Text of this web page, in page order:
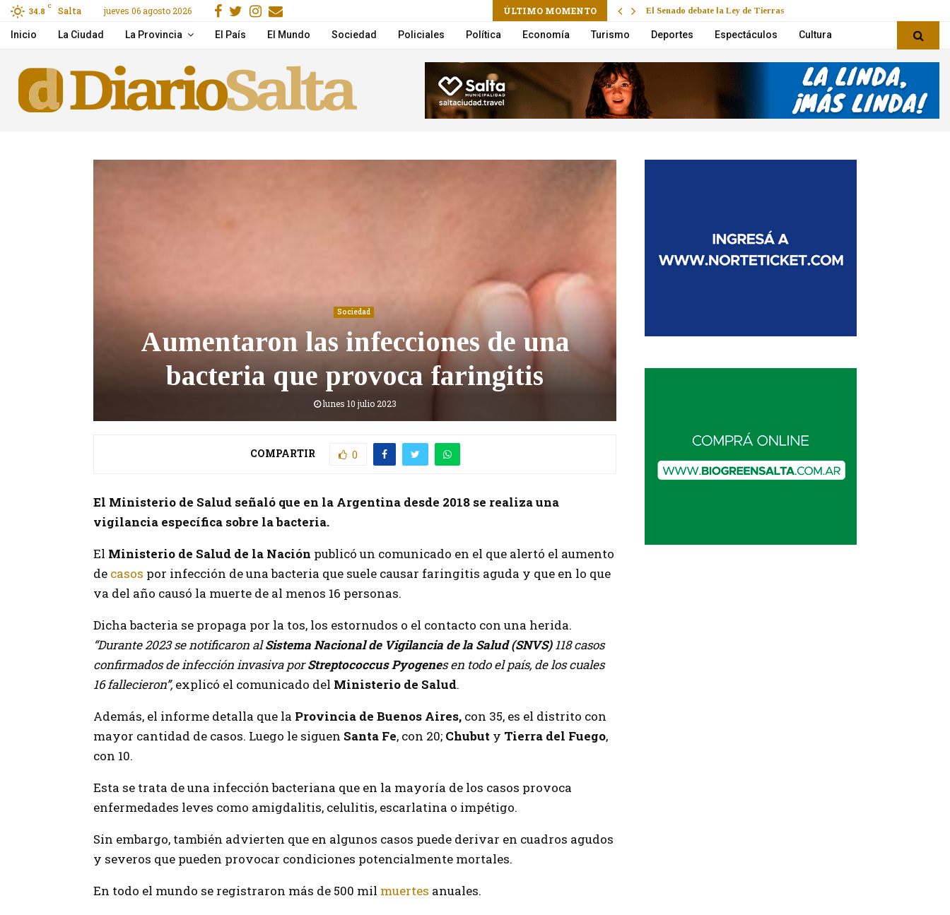
34.8 C Salta jueves 06 agosto 2026 ÚLTIMO MOMENTO
El Papa León XIV anunció su visita a la Argentina El Senado debate la Ley de Tierras
Facebook
Gorjeo
Instagram
Email
Inicio La Ciudad La Provincia El País El Mundo Sociedad Policiales Política Economía Turismo Deportes Espectáculos Cultura
Sociedad
Aumentaron las infecciones de una
bacteria que provoca faringitis
lunes 10 julio 2023
COMPARTIR 0
El Ministerio de Salud señaló que en la Argentina desde 2018 se realiza una
vigilancia específica sobre la bacteria.
El Ministerio de Salud de la Nación publicó un comunicado en el que alertó el aumento
de casos por infección de una bacteria que suele causar faringitis aguda y que en lo que
va del año causó la muerte de al menos 16 personas.
Dicha bacteria se propaga por la tos, los estornudos o el contacto con una herida.
“Durante 2023 se notificaron alSistema Nacional de Vigilancia de la Salud (SNVS) 118 casos
confirmados de infección invasiva porStreptococcus Pyogenes en todo el país, de los cuales
16 fallecieron”, explicó el comunicado del Ministerio de Salud.
Además, el informe detalla que la Provincia de Buenos Aires, con 35, es el distrito con
mayor cantidad de casos. Luego le siguen Santa Fe, con 20; Chubut y Tierra del Fuego,
con 10.
Esta se trata de una infección bacteriana que en la mayoría de los casos provoca
enfermedades leves como amigdalitis, celulitis, escarlatina o impétigo.
Sin embargo, también advierten que en algunos casos puede derivar en cuadros agudos
y severos que pueden provocar condiciones potencialmente mortales.
En todo el mundo se registraron más de 500 mil muertes anuales.